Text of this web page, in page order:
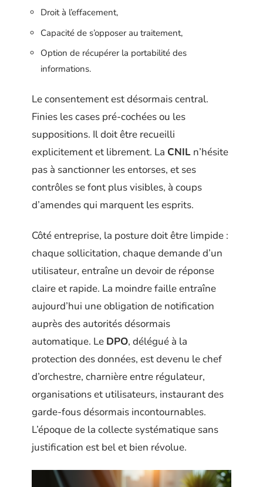
Droit à l’effacement,
Capacité de s’opposer au traitement,
Option de récupérer la portabilité des
informations.
Le consentement est désormais central.
Finies les cases pré-cochées ou les
suppositions. Il doit être recueilli
explicitement et librement. La CNIL n’hésite
pas à sanctionner les entorses, et ses
contrôles se font plus visibles, à coups
d’amendes qui marquent les esprits.
Côté entreprise, la posture doit être limpide :
chaque sollicitation, chaque demande d’un
utilisateur, entraîne un devoir de réponse
claire et rapide. La moindre faille entraîne
aujourd’hui une obligation de notification
auprès des autorités désormais
automatique. Le DPO, délégué à la
protection des données, est devenu le chef
d’orchestre, charnière entre régulateur,
organisations et utilisateurs, instaurant des
garde-fous désormais incontournables.
L’époque de la collecte systématique sans
justification est bel et bien révolue.